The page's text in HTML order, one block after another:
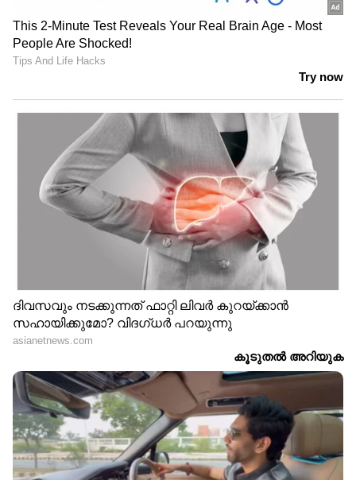
തിരുവനന്തപുരത്തേക്കുള്ള തൻ്റെ സന്ദര്‍ശനം.
രാജ്യത്തിൻ്റെ പ്രാദേശികമായ പ്രത്യേകതകളെ
മനസ്സിലാക്കുക എന്നതാണ് ഈ
സന്ദര്‍ശനത്തിൻ്റെ ലക്ഷ്യമായിരുന്നു. ബിജെപി
നേതാവ് എന്ന നിലയിൽ കൂടിയാണ് ഈ
സന്ദര്‍ശനം. എൻ്റേയും മുഖ്യമന്ത്രിയുടേയും
ലക്ഷ്യങ്ങൾ വ്യത്യസ്തമാകാം. എന്നാൽ
രാഷ്ട്രീയത്തിന് മുകളിൽ ആരും വികസനത്തെ
കാണരുത്. ആളുകൾ ഇതിൻ്റെ പേരിൽ
അരക്ഷിതരാകരുത്. വികസനം എന്ന് ഞങ്ങൾ
വിളിക്കുന്നതിനെ അവർക്ക് രാഷ്ട്രീയം എന്ന്
സ്വർണക്കടത്ത് കേസ്കോടതിയിൽ ഉള്ള
വിഷയമായതിനാൽ അതിൽ മറ്റു
കാര്യങ്ങളൊന്നും പറയാനാവില്ല. ഇക്കാര്യത്തിൽ
അന്വേഷണം തുടരുകയാണ് നടപടികൾ
ഉണ്ടാകേണ്ട സമയത്ത് അതുണ്ടാകും.
സ്വര്‍ണക്കടത്തിൽ വൈകാതെ സത്യം പുറത്ത്
വരും. അന്വേഷണ ഏജൻസികളിൽ
വിശ്വസിക്കുന്നു. ശ്രീലങ്കൻ വിഷയത്തിൽ